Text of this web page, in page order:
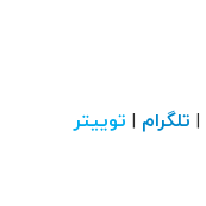
| تلگرام | توییتر